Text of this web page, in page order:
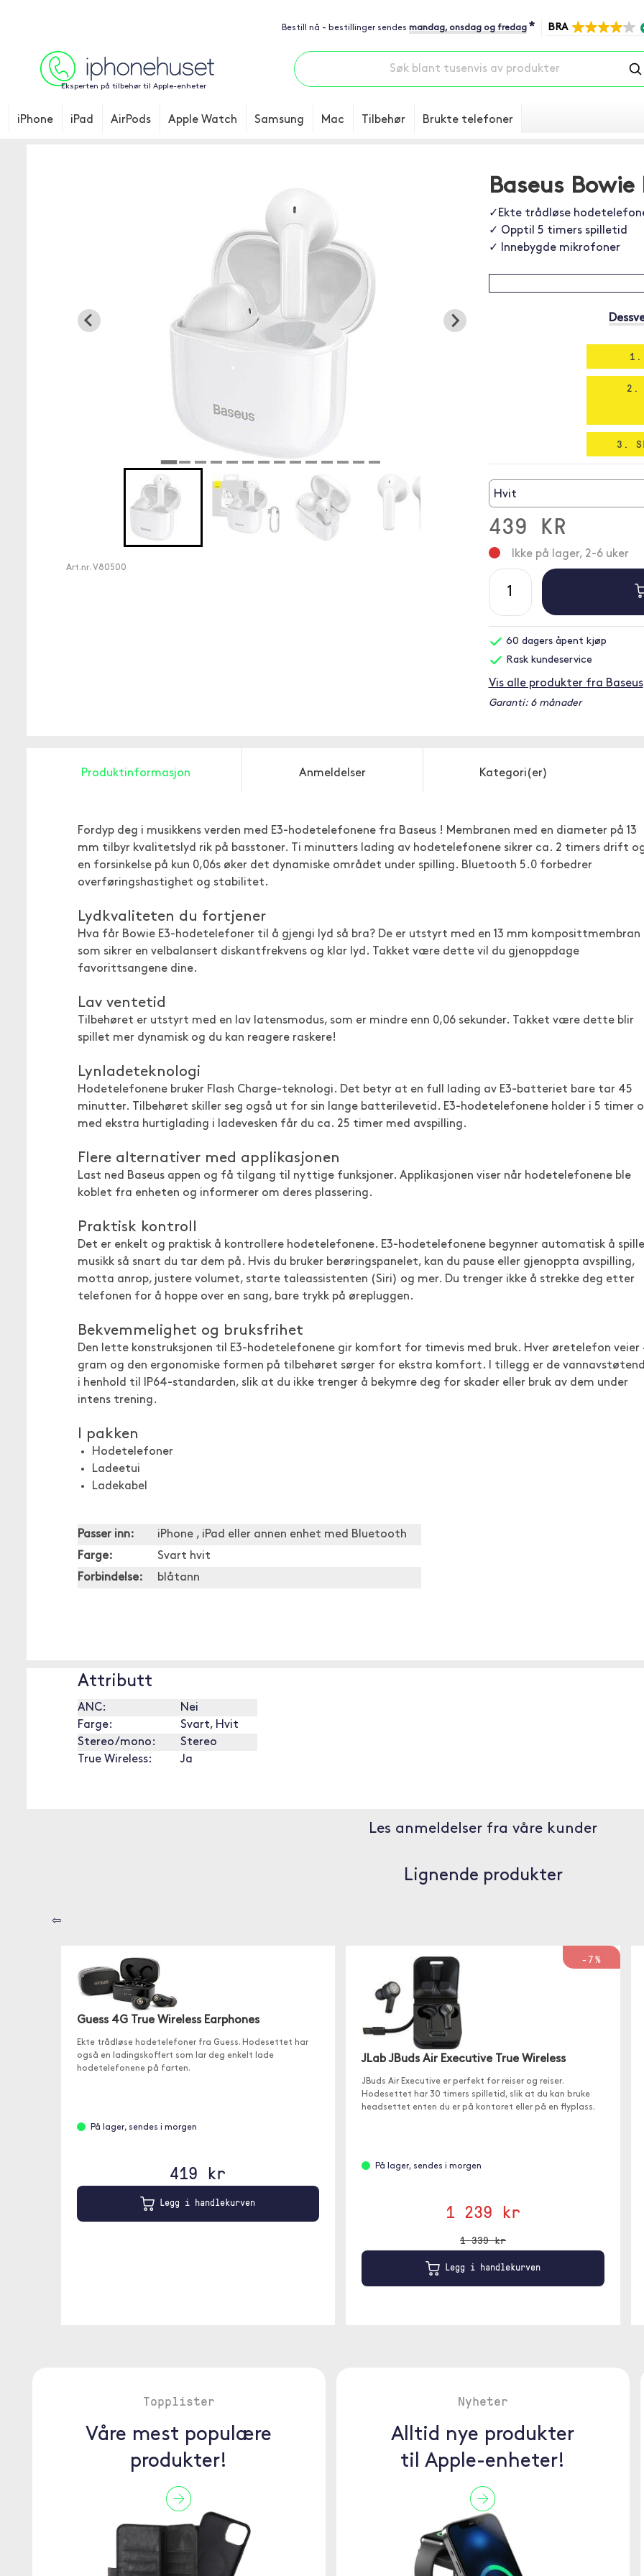
Bestill nå - bestillinger sendes mandag, onsdag og fredag * BRA
Eksperten på tilbehør til Apple-enheter
iPhone iPad AirPods Apple Watch Samsung Mac Tilbehør Brukte telefoner
Art.nr. V80500
Baseus
✓Ekte trådløse
✓ Opptil 5 timers spilletid
✓ Innebygde mikrofoner
1.
2.
3.
Hvit
439 KR
Ikke på lager, 2-6 uker
60 dagers åpent kjøp
Rask kundeservice
Vis alle produkter fra Baseus
Garanti: 6 månader
Produktinformasjon Anmeldelser Kategori(er)
Fordyp deg i musikkens verden med E3-hodetelefonene fra Baseus ! Membranen med en diameter på 13
mm tilbyr kvalitetslyd rik på basstoner. Ti minutters lading av hodetelefonene sikrer ca. 2 timers drift
en forsinkelse på kun 0,06s øker det dynamiske området under spilling. Bluetooth 5.0 forbedrer
overføringshastighet og stabilitet.
Lydkvaliteten du fortjener
Hva får Bowie E3-hodetelefoner til å gjengi lyd så bra? De er utstyrt med en 13 mm komposittmembran
som sikrer en velbalansert diskantfrekvens og klar lyd. Takket være dette vil du gjenoppdage
favorittsangene dine.
Lav ventetid
Tilbehøret er utstyrt med en lav latensmodus, som er mindre enn 0,06 sekunder. Takket være dette blir
spillet mer dynamisk og du kan reagere raskere!
Lynladeteknologi
Hodetelefonene bruker Flash Charge-teknologi. Det betyr at en full lading av E3-batteriet bare tar 45
minutter. Tilbehøret skiller seg også ut for sin lange batterilevetid. E3-hodetelefonene holder i 5 timer
med ekstra hurtiglading i ladevesken får du ca. 25 timer med avspilling.
Flere alternativer med applikasjonen
Last ned Baseus appen og få tilgang til nyttige funksjoner. Applikasjonen viser når hodetelefonene ble
koblet fra enheten og informerer om deres plassering.
Praktisk kontroll
Det er enkelt og praktisk å kontrollere hodetelefonene. E3-hodetelefonene begynner automatisk å spille
musikk så snart du tar dem på. Hvis du bruker berøringspanelet, kan du pause eller gjenoppta avspilling,
motta anrop, justere volumet, starte taleassistenten (Siri) og mer. Du trenger ikke å strekke deg etter
telefonen for å hoppe over en sang, bare trykk på ørepluggen.
Bekvemmelighet og bruksfrihet
Den lette konstruksjonen til E3-hodetelefonene gir komfort for timevis med bruk. Hver øretelefon veier
gram og den ergonomiske formen på tilbehøret sørger for ekstra komfort. I tillegg er de
i henhold til IP64-standarden, slik at du ikke trenger å bekymre deg for skader eller bruk av dem under
intens trening.
I pakken
Hodetelefoner
Ladeetui
Ladekabel
Passer inn:
iPhone , iPad eller annen enhet med Bluetooth
Farge:
Svart hvit
Forbindelse:
blåtann
Attributt
ANC:
Nei
Farge:
Svart, Hvit
Stereo/mono:
Stereo
True Wireless:
Ja
Les anmeldelser fra våre kunder
Lignende produkter
⇦
Guess 4G True Wireless Earphones
Ekte trådløse hodetelefoner fra Guess. Hodesettet har
også en ladingskoffert som lar deg enkelt lade
hodetelefonene på farten.
På lager, sendes i morgen
419 kr
Legg i handlekurven
-7%
JLab JBuds Air Executive True Wireless
JBuds Air Executive er perfekt for reiser og reiser.
Hodesettet har 30 timers spilletid, slik at du kan bruke
headsettet enten du er på kontoret eller på en flyplass.
På lager, sendes i morgen
1 239 kr
1 339 kr
Legg i handlekurven
Topplister
Våre mest populære
produkter!
Nyheter
Alltid nye produkter
til Apple-enheter!